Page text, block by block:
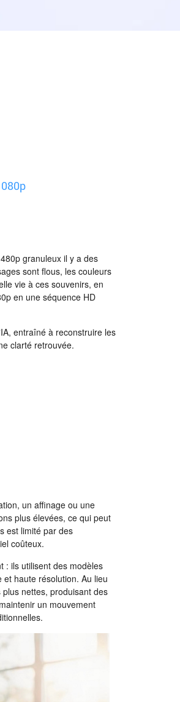
granuleux il y a des
sont flous, les couleurs
vie à ces souvenirs, en
en une séquence HD
entraîné à reconstruire les
clarté retrouvée.
un affinage ou une
plus élevées, ce qui peut
est limité par des
coûteux.
: ils utilisent des modèles
haute résolution. Au lieu
nettes, produisant des
un mouvement